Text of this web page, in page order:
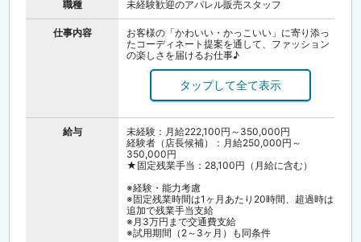
職種 未経験歓迎のアパレル販売スタッフ
仕事内容
お客様の「かわいい・かっこいい」に寄り添っ
たコーディネート提案を通して、ファッション
の楽しさを届けるお仕事♪
でアイデアを出しながらトレンド感を演出。
SNSでブランドの魅力を発信するチャンスも！
同世代の仲間が多く、気軽に相談し合える雰囲
オシャレも人とのつながりも思いっきり楽しめ
ますよ。
希望や適性に合わせ、着実にステップUPが目指
せる環境が整っています。
＼オンライン会社説明会を実施します／
7/30（木）13：00 ／ 8/7（金）16：00
＼＊採用＊Instagramページ／
https://www.instagram.com/aiia_recruit/
給与
未経験：月給222,100円～350,000円
経験者（店長候補）：月給250,000円～
350,000円
★固定残業手当：28,100円（月給に含む）
※経験・能力考慮
※固定残業時間は1ヶ月あたり20時間、超過時は
追加で残業手当支給
※月3万円まで交通費支給
※試用期間（2～3ヶ月）も同条件